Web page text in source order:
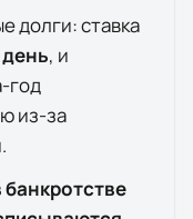
долги: ставка
день, и
год
из-за
банкротстве